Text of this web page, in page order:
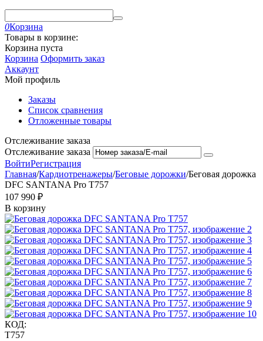
0Корзина
Товары в корзине:
Корзина пуста
Корзина Оформить заказ
Аккаунт
Мой профиль
Заказы
Список сравнения
Отложенные товары
Отслеживание заказа
Отслеживание заказа
ВойтиРегистрация
Главная/Кардиотренажеры/Беговые дорожки/Беговая дорожка
DFC SANTANA Pro T757
107 990 ₽
В корзину
КОД:
T757